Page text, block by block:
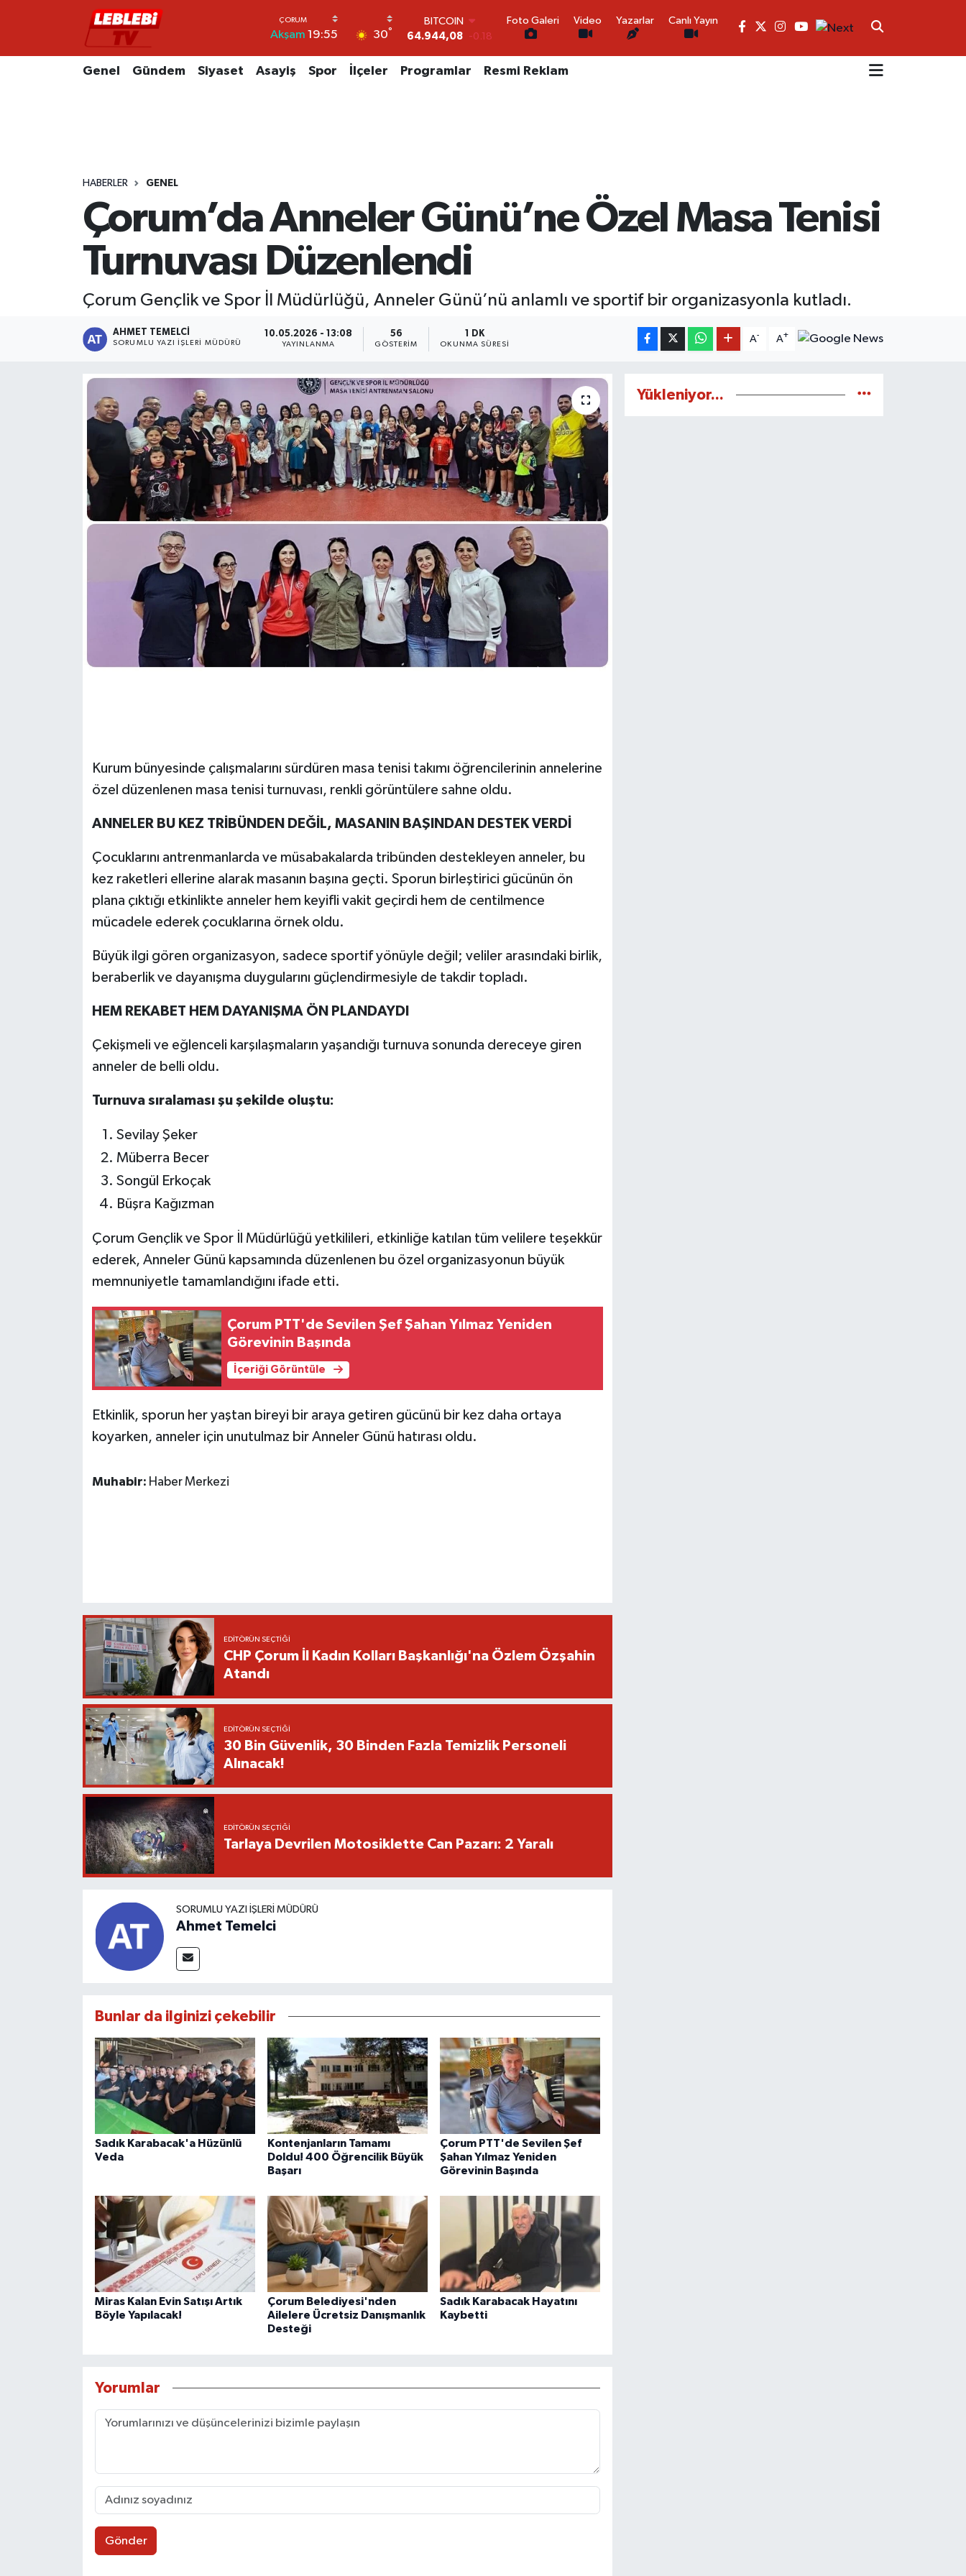
Akşam 19:55 30°
64.944,08
DOLAR
55,2510 0.32
Foto Galeri Video Yazarlar Canlı Yayın
Genel Gündem Siyaset Asayiş Spor İlçeler Programlar Resmi Reklam
HABERLER GENEL
Çorum’da Anneler Günü’ne Özel Masa Tenisi
Turnuvası Düzenlendi
Çorum Gençlik ve Spor İl Müdürlüğü, Anneler Günü’nü anlamlı ve sportif bir organizasyonla kutladı.
AHMET TEMELCI
SORUMLU YAZI İŞLERI MÜDÜRÜ
10.05.2026 - 13:08
YAYINLANMA
56
GÖSTERIM
1 DK
OKUNMA SÜRESI
A- A+
Kurum bünyesinde çalışmalarını sürdüren masa tenisi takımı öğrencilerinin annelerine
özel düzenlenen masa tenisi turnuvası, renkli görüntülere sahne oldu.
ANNELER BU KEZ TRİBÜNDEN DEĞİL, MASANIN BAŞINDAN DESTEK VERDİ
Çocuklarını antrenmanlarda ve müsabakalarda tribünden destekleyen anneler, bu
kez raketleri ellerine alarak masanın başına geçti. Sporun birleştirici gücünün ön
plana çıktığı etkinlikte anneler hem keyifli vakit geçirdi hem de centilmence
mücadele ederek çocuklarına örnek oldu.
Büyük ilgi gören organizasyon, sadece sportif yönüyle değil; veliler arasındaki birlik,
beraberlik ve dayanışma duygularını güçlendirmesiyle de takdir topladı.
HEM REKABET HEM DAYANIŞMA ÖN PLANDAYDI
Çekişmeli ve eğlenceli karşılaşmaların yaşandığı turnuva sonunda dereceye giren
anneler de belli oldu.
Turnuva sıralaması şu şekilde oluştu:
Sevilay Şeker
Müberra Becer
Songül Erkoçak
Büşra Kağızman
Çorum Gençlik ve Spor İl Müdürlüğü yetkilileri, etkinliğe katılan tüm velilere teşekkür
ederek, Anneler Günü kapsamında düzenlenen bu özel organizasyonun büyük
memnuniyetle tamamlandığını ifade etti.
Çorum PTT'de Sevilen Şef Şahan Yılmaz Yeniden
Görevinin Başında
İçeriği Görüntüle
Etkinlik, sporun her yaştan bireyi bir araya getiren gücünü bir kez daha ortaya
koyarken, anneler için unutulmaz bir Anneler Günü hatırası oldu.
Muhabir: Haber Merkezi
EDITÖRÜN SEÇTIĞI
CHP Çorum İl Kadın Kolları Başkanlığı'na Özlem Özşahin
Atandı
EDITÖRÜN SEÇTIĞI
30 Bin Güvenlik, 30 Binden Fazla Temizlik Personeli
Alınacak!
EDITÖRÜN SEÇTIĞI
Tarlaya Devrilen Motosiklette Can Pazarı: 2 Yaralı
SORUMLU YAZI İŞLERI MÜDÜRÜ
Ahmet Temelci
Bunlar da ilginizi çekebilir
Sadık Karabacak'a Hüzünlü
Veda
Kontenjanların Tamamı
Doldu! 400 Öğrencilik Büyük
Başarı
Çorum PTT'de Sevilen Şef
Şahan Yılmaz Yeniden
Görevinin Başında
Miras Kalan Evin Satışı Artık
Böyle Yapılacak!
Çorum Belediyesi'nden
Ailelere Ücretsiz Danışmanlık
Desteği
Sadık Karabacak Hayatını
Kaybetti
Yorumlar
Gönder
Yükleniyor...
Hava Durumu
Tüm Manşetler
Son Dakika Haberleri
Haber Arşivi